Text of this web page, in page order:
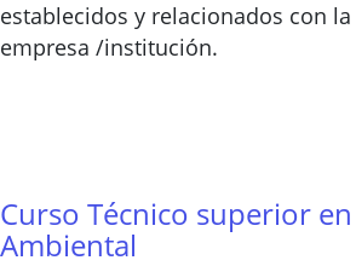
establecidos y relacionados con
empresa /institución.
Curso Técnico superior
Ambiental